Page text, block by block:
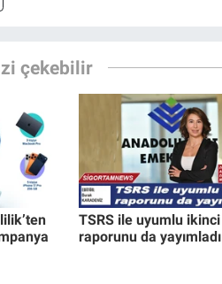
çekebilir
TSRS ile uyumlu ikinci
raporunu da yayımladı